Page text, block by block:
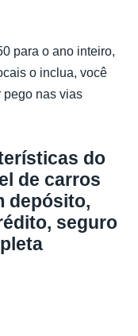
para o ano inteiro,
o inclua, você
pego nas vias
do
de carros
depósito,
seguro